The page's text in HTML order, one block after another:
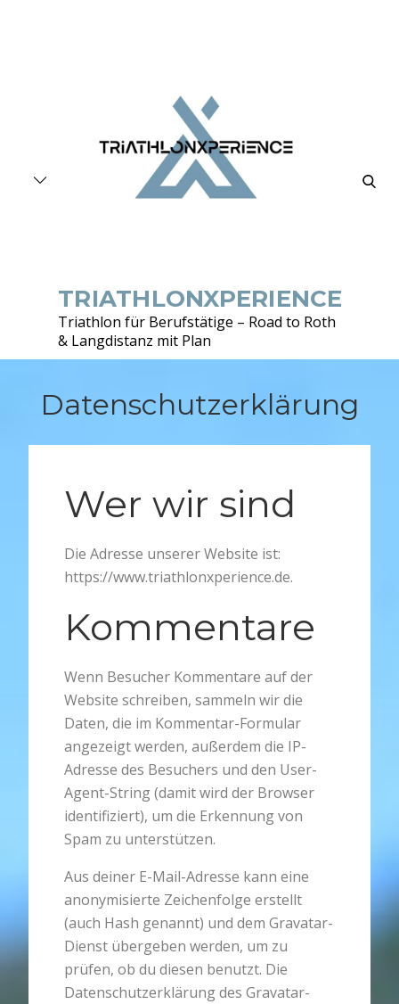
TRIATHLONXPERIENCE
Triathlon für Berufstätige – Road to Roth
& Langdistanz mit Plan
Datenschutzerklärung
Wer wir sind
Die Adresse unserer Website ist:
https://www.triathlonxperience.de.
Kommentare
Wenn Besucher Kommentare auf der
Website schreiben, sammeln wir die
Daten, die im Kommentar-Formular
angezeigt werden, außerdem die IP-
Adresse des Besuchers und den User-
Agent-String (damit wird der Browser
identifiziert), um die Erkennung von
Spam zu unterstützen.
Aus deiner E-Mail-Adresse kann eine
anonymisierte Zeichenfolge erstellt
(auch Hash genannt) und dem Gravatar-
Dienst übergeben werden, um zu
prüfen, ob du diesen benutzt. Die
Datenschutzerklärung des Gravatar-